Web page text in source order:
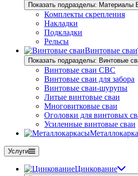
Показать подразделы: Материалы
Комплекты скрепления
Накладки
Подкладки
Рельсы
Винтовые сваи
Показать подразделы: Винтовые
Винтовые сваи СВС
Винтовые сваи для забора
Винтовые сваи-шурупы
Литые винтовые сваи
Многовитковые сваи
Оголовки для винтовых
Усиленные винтовые сваи
Услуги
Цинкование